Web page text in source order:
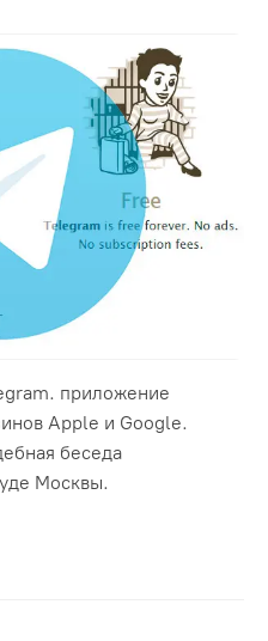
приложение
Apple и Google.
беседа
Москвы.